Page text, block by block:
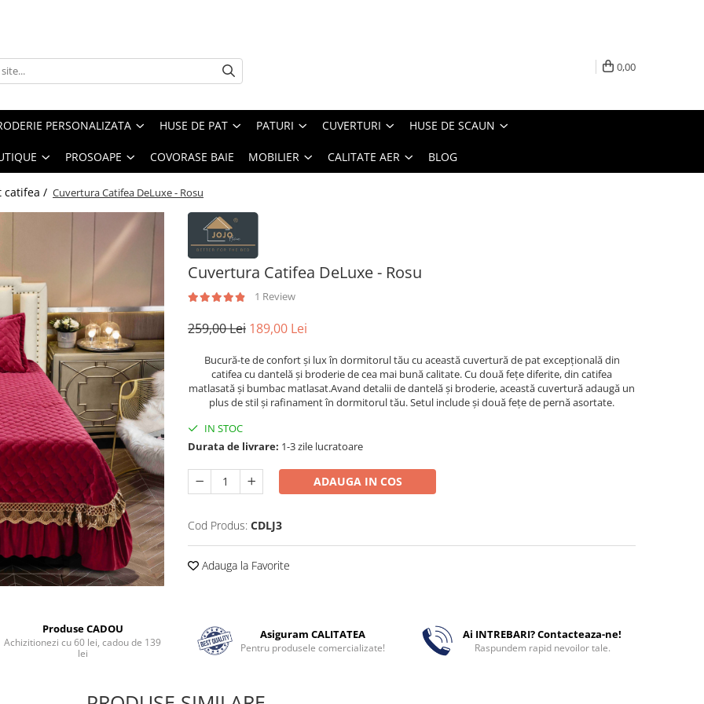
0,00
PERSONALIZATA HUSE DE PAT PATURI CUVERTURI HUSE DE SCAUN
PROSOAPE COVORASE BAIE MOBILIER CALITATE AER BLOG
catifea / Cuvertura Catifea DeLuxe - Rosu
Cuvertura Catifea DeLuxe - Rosu
1 Review
259,00 Lei 189,00 Lei
Bucură-te de confort și lux în dormitorul tău cu această cuvertură de pat excepțională din
catifea cu dantelă și broderie de cea mai bună calitate. Cu două fețe diferite, din catifea
matlasată și bumbac matlasat.Avand detalii de dantelă și broderie, această cuvertură adaugă un
plus de stil și rafinament în dormitorul tău. Setul include și două fețe de pernă asortate.
IN STOC
Durata de livrare: 1-3 zile lucratoare
ADAUGA IN COS
Cod Produs: CDLJ3
Adauga la Favorite
Produse CADOU
Achizitionezi cu 60 lei, cadou de 139
lei
Asiguram CALITATEA
Pentru produsele comercializate!
Ai INTREBARI? Contacteaza-ne!
Raspundem rapid nevoilor tale.